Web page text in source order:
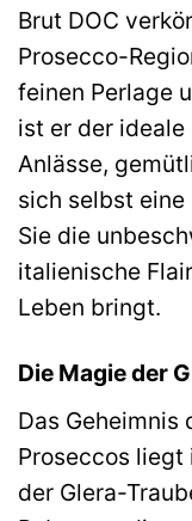
Brut DOC
Prosecco-
feinen Perlage
ist er der
Anlässe,
sich selbst eine
Sie die
italienische
Leben bringt.
Die Magie der
Das Geheimnis
Proseccos
der Glera-